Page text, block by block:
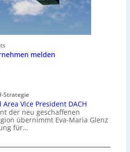
melden
Strategie
Vice President DACH
der neu geschaffenen
übernimmt Eva-Maria Glenz
für…